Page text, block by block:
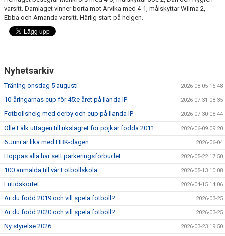
FRISPARKEN
BLI MEDLEM
MATCHER
KONTAKTER & LAG
SPONSORER
varsitt. Damlaget vinner borta mot Arvika med 4-1, målskyttar Wilma 2,
Ebba och Amanda varsitt. Härlig start på helgen.
Nyhetsarkiv
Träning onsdag 5 augusti 2026-08-05 15:48
10-åringarnas cup för 45:e året på Ilanda IP 2026-07-31 08:35
Fotbollshelg med derby och cup på Ilanda IP 2026-07-30 08:44
Olle Falk uttagen till rikslägret för pojkar födda 2011 2026-06-09 09:20
6 Juni är lika med HBK-dagen 2026-06-04
Hoppas alla har sett parkeringsförbudet 2026-05-22 17:50
100 anmälda till vår Fotbollskola 2026-05-13 10:08
Fritidskortet 2026-04-15 14:06
Är du född 2019 och vill spela fotboll? 2026-03-25
Är du född 2020 och vill spela fotboll? 2026-03-25
Ny styrelse 2026 2026-03-23 19:50